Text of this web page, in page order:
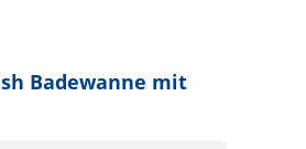
Badewanne mit